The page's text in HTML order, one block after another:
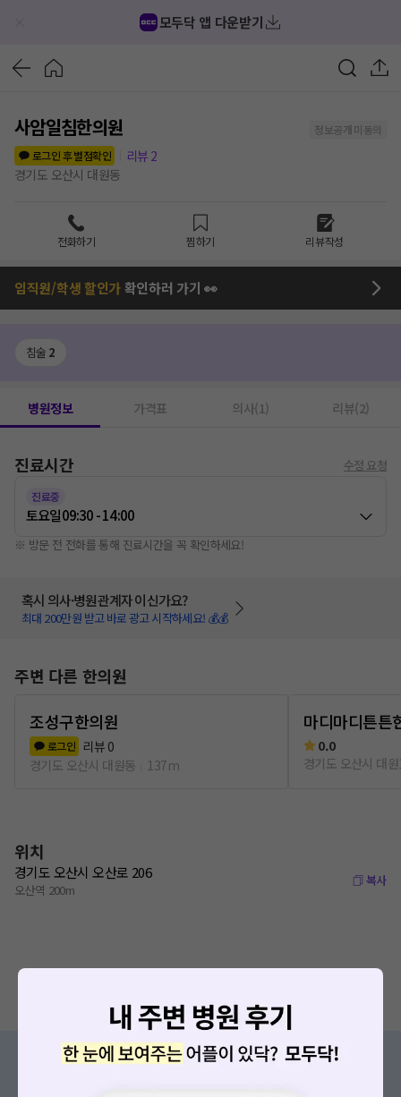
모두닥 앱 다운받기
사암일침한의원
정보공개 미동의
로그인 후 별점확인
리뷰 2
경기도 오산시 대원동
전화하기 찜하기 리뷰작성
임직원/학생 할인가확인하러 가기 👀
침술 2
병원정보 가격표 의사(1) 리뷰(2)
진료시간 수정 요청
진료중
토요일09:30 - 14:00
※ 방문 전 전화를 통해 진료시간을 꼭 확인하세요!
혹시 의사·병원관계자 이신가요?
최대 200만원 받고 바로 광고 시작하세요! 💰💰
주변 다른 한의원
조성구한의원
로그인 리뷰 0
경기도 오산시 대원동
137m
마디마디튼튼
0.0
경기도 오산시 대
위치
경기도 오산시 오산로 206
오산역 200m
복사
증상/치료, 궁금한 점이 있나요?